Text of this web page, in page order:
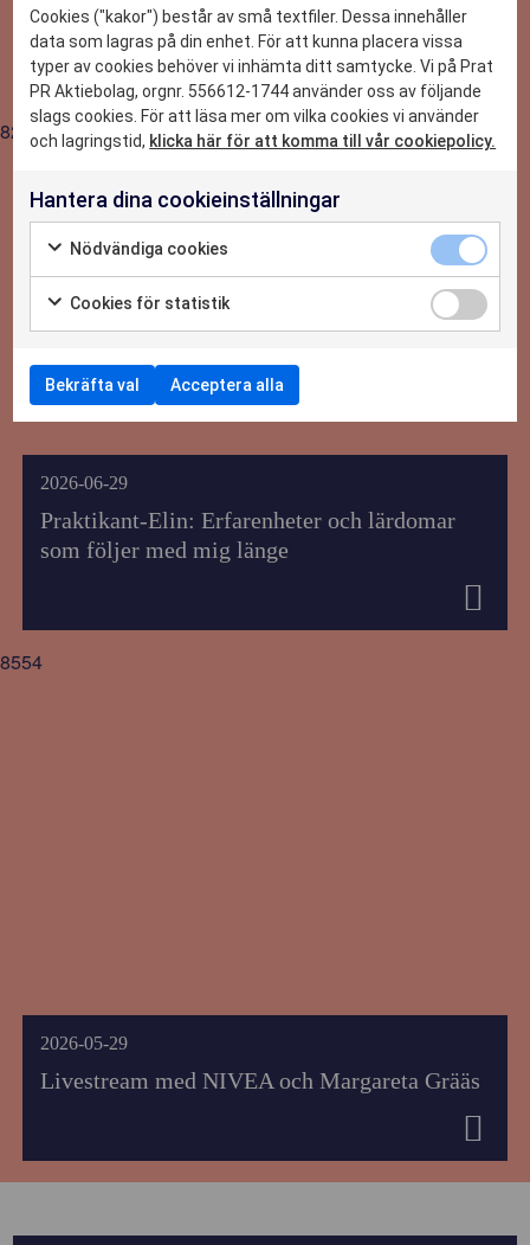
DET HÄR KAN VI
CASE
NYHETER
OM OSS
KONTAKTA OSS
testa på allt
8215
2026-06-29
Praktikant-Elin: Erfarenheter och lärdomar
som följer med mig länge
8554
2026-05-29
Livestream med NIVEA och Margareta Grääs
Cookies ("kakor") består av små textfiler. Dessa innehåller
data som lagras på din enhet. För att kunna placera vissa
typer av cookies behöver vi inhämta ditt samtycke. Vi på Prat
PR Aktiebolag, orgnr. 556612-1744 använder oss av följande
slags cookies. För att läsa mer om vilka cookies vi använder
och lagringstid, klicka här för att komma till vår cookiepolicy.
Hantera dina cookieinställningar
Nödvändiga cookies
Cookies för statistik
Bekräfta val Acceptera alla